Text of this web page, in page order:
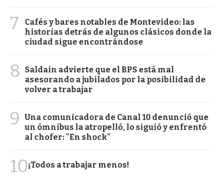
7
Cafés y bares notables de Montevideo: las
historias detrás de algunos clásicos donde la
ciudad sigue encontrándose
8
Saldain advierte que el BPS está mal
asesorando a jubilados por la posibilidad de
volver a trabajar
9
Una comunicadora de Canal 10 denunció que
un ómnibus la atropelló, lo siguió y enfrentó
al chofer: "En shock"
10¡Todos a trabajar menos!